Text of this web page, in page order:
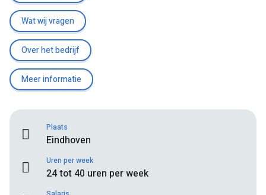
Wat wij vragen
Over het bedrijf
Meer informatie
Plaats
Eindhoven
Uren per week
24 tot 40 uren per week